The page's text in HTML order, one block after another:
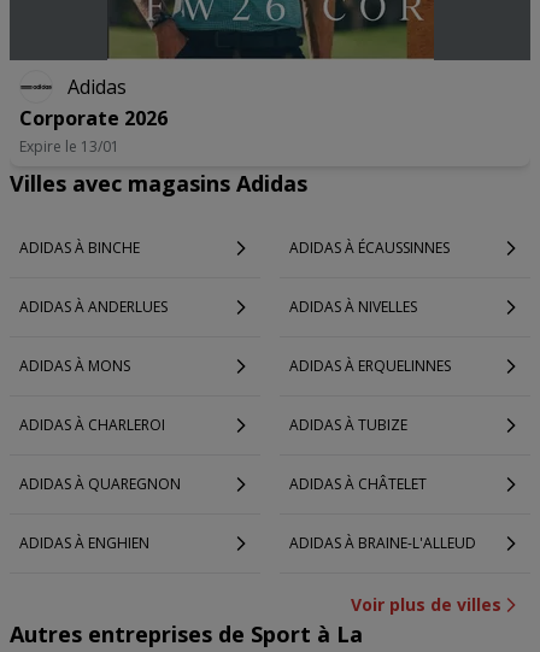
Adidas
Corporate 2026
Expire le 13/01
Villes avec magasins Adidas
ADIDAS À BINCHE ADIDAS À ÉCAUSSINNES
ADIDAS À ANDERLUES ADIDAS À NIVELLES
ADIDAS À MONS ADIDAS À ERQUELINNES
ADIDAS À CHARLEROI ADIDAS À TUBIZE
ADIDAS À QUAREGNON ADIDAS À CHÂTELET
ADIDAS À ENGHIEN ADIDAS À BRAINE-L'ALLEUD
Voir plus de villes
Autres entreprises de Sport à La